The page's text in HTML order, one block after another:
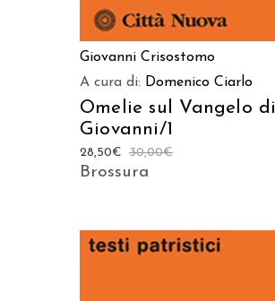
Giovanni Crisostomo
A cura di: Domenico Ciarlo
Omelie sul Vangelo di
Giovanni/1
30,00€
28,50€
Brossura